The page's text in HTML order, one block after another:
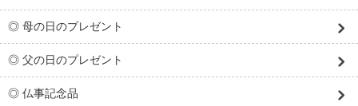
◎ 母の日のプレゼント
◎ 父の日のプレゼント
◎ 仏事記念品